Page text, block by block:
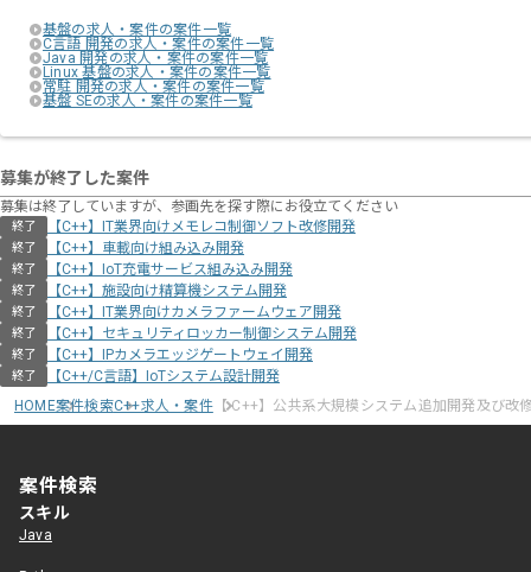
基盤の求人・案件の案件一覧
C言語 開発の求人・案件の案件一覧
Java 開発の求人・案件の案件一覧
Linux 基盤の求人・案件の案件一覧
常駐 開発の求人・案件の案件一覧
基盤 SEの求人・案件の案件一覧
募集が終了した案件
募集は終了していますが、参画先を探す際にお役立てください
終了 【C++】IT業界向けメモレコ制御ソフト改修開発
終了 【C++】車載向け組み込み開発
終了 【C++】IoT充電サービス組み込み開発
終了 【C++】施設向け精算機システム開発
終了 【C++】IT業界向けカメラファームウェア開発
終了 【C++】セキュリティロッカー制御システム開発
終了 【C++】IPカメラエッジゲートウェイ開発
終了
【C++/C言語】IoTシステム設計開発
HOME案件検索C++求人・案件【 C++】公共系大規模システム追加開発及び改
案件検索
スキル
Java